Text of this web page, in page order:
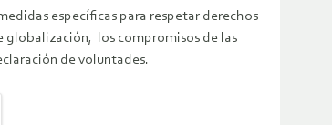
específicas para respetar derechos
globalización, los compromisos de las
de voluntades.